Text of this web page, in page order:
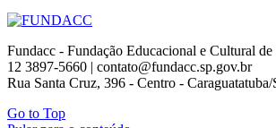
Fundacc - Fundação Educacional e Cultural de
12 3897-5660 | contato@fundacc.sp.gov.br
Rua Santa Cruz, 396 - Centro - Caraguatatuba/
Go to Top